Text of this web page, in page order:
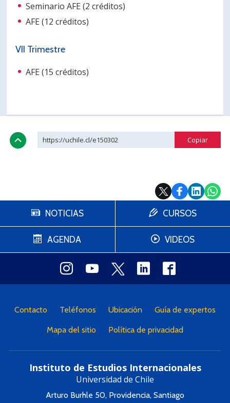
Seminario AFE (2 créditos)
AFE (12 créditos)
VII Trimestre
AFE (15 créditos)
https://uchile.cl/e150302
NOTICIAS
AGENDA
CURSOS
VIDEOS
Contacto Teléfonos Ubicación Guía de expertos
Mapa del sitio Política de privacidad
Instituto de Estudios Internacionales
Universidad de Chile
Arturo Burhle 50, Providencia, Santiago